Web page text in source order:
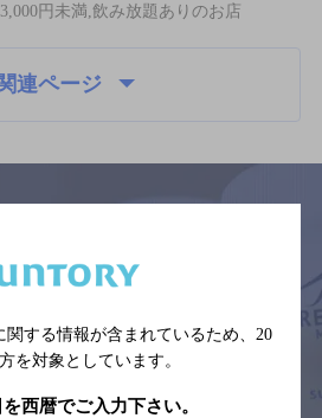
円未満,飲み放題ありのお店
連ページ
ご意見・ご感想 利用規約
ご来店くださいますようお願い申し上げま
す。
報提供：ぐるなび
する情報が含まれているため、 20
を対象としています。
西暦でご入力下さい。